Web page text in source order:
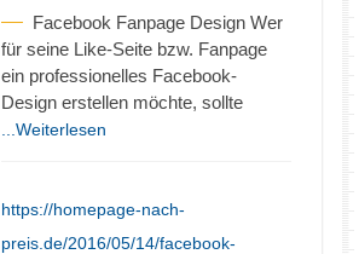
Facebook Fanpage Design Wer
für seine Like-Seite bzw. Fanpage
ein professionelles Facebook-
Design erstellen möchte, sollte
...Weiterlesen
https://homepage-nach-
preis.de/2016/05/14/facebook-